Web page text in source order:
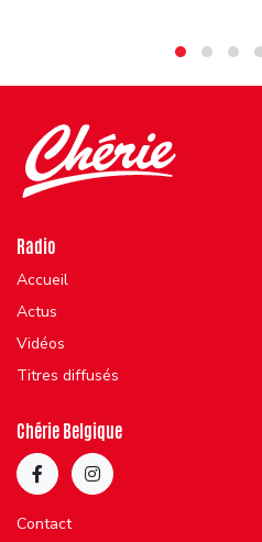
Radio
Accueil
Actus
Vidéos
Titres diffusés
Chérie Belgique
Contact